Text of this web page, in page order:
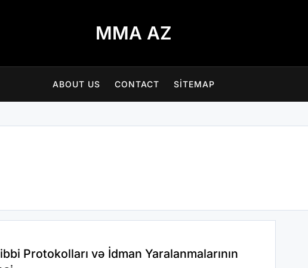
MMA AZ
ABOUT US CONTACT SITEMAP
Protokolları və İdman Yaralanmalarının